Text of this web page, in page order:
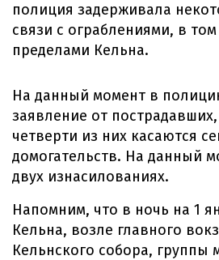
полиция задерживала
связи с ограблениями, в
пределами Кельна.
На данный момент в
заявление от
четверти из них касаются
домогательств. На данный
двух изнасилованиях.
Напомним, что в ночь на 1
Кельна, возле главного
Кельнского собора, группы